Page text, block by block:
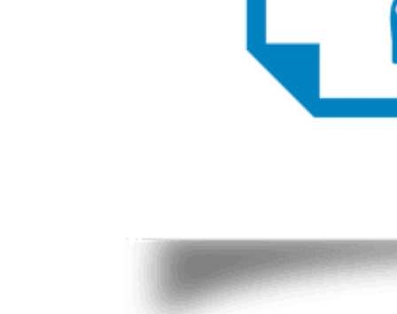
Autogroep en profiteer onder andere van de unieke extra
premiebescherming en tot 5 jaar aankoopwaarderegeling.
Schadeherstel vindt, zonder eigen risico (behalve bij
ruitvervanging), via de dealer plaats met 100% originele
onderdelen. Bij schadeherstel, diefstal of total loss kunt u
Welkom bij Century Autogroep. Al sinds 1932!
Disclaimer: LET OP: Getoonde afbeeldingen kunnen afwijken
van de daadwerkelijke voorraadauto. Hier kunnen geen